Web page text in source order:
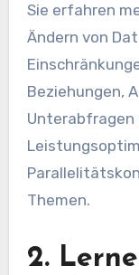
Sie erfahren
Ändern von
Beziehungen,
Unterabfragen
Themen.
2.